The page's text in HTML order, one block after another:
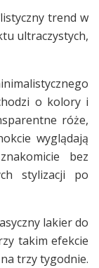
trend w
ultraczystych,
o kolory i
róże,
wyglądają
bez
stylizacji po
lakier do
takim efekcie
trzy tygodnie.